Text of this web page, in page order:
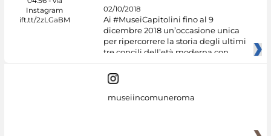
02/10/2018
Ai #MuseiCapitolini fino al 9
dicembre 2018 un’occasione unica
per ripercorrere la storia degli ultimi
tre concili dell’età moderna con
museiincomuneroma